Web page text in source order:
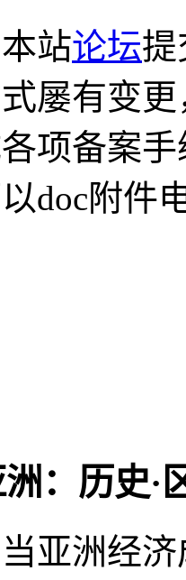
站论坛提
屡有变
项备案
doc附件
：历史·
亚洲经